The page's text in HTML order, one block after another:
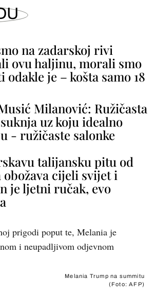
na zadarskoj rivi
ovu haljinu, morali smo
odakle je – košta samo 18
Milanović: Ružičasta
uz koju idealno
- ružičaste salonke
talijansku pitu od
cijeli svijet i
je ljetni ručak, evo
prigodi poput te, Melania je
i neupadljivom odjevnom
Melania Trump na summitu
(Foto: AFP)